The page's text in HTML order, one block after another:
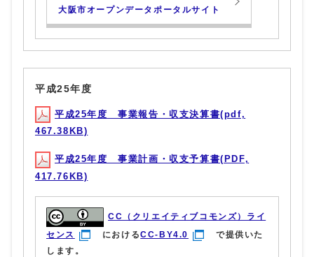
大阪市オープンデータポータルサイト
平成25年度
平成25年度 事業報告・収支決算書(pdf,
467.38KB)
平成25年度 事業計画・収支予算書(PDF,
417.76KB)
CC（クリエイティブコモンズ）ライ
センス
におけるCC-BY4.0
で提供いた
します。